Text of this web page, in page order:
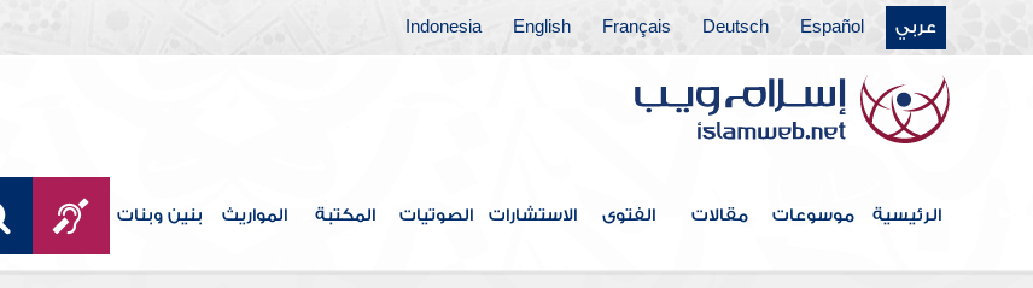
عربي Español
Deutsch
Français
English
Indonesia
الرئيسية موسوعات مقالات الفتوى الاستشارات الصوتيات المكتبة المواريث بنين وبنات
سورة الرعد
سورة إبراهيم
سورة الحجر
سورة النحل
سورة الإسراء